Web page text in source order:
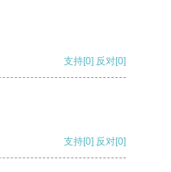
支持[0] 反对[0]
支持[0] 反对[0]